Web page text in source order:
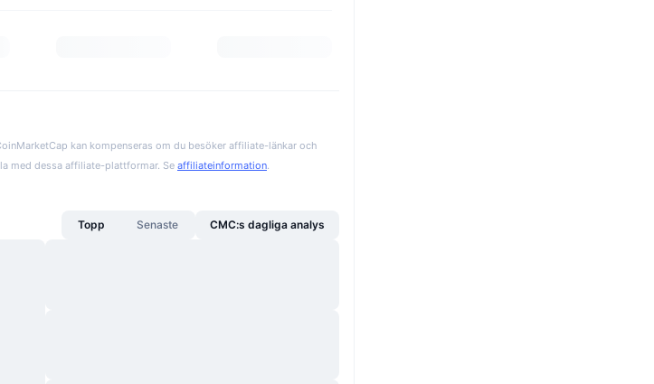
kan kompenseras om du besöker affiliate-länkar och
med dessa affiliate-plattformar. Se affiliateinformation.
Topp Senaste CMC:s dagliga analys